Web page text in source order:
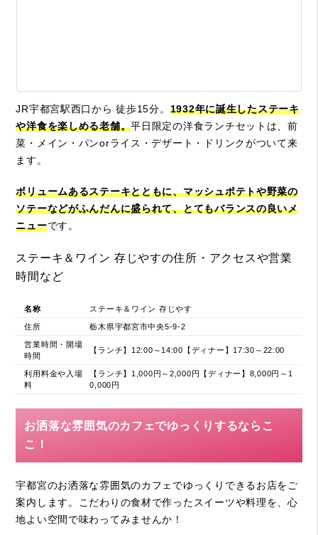
JR宇都宮駅西口から 徒歩15分。 1932年に誕生したステーキ
や洋食を楽しめる老舗。平日限定の洋食ランチセットは、前
菜・メイン・パンorライス・デザート・ドリンクがついて来
ます。
ボリュームあるステーキとともに、マッシュポテトや野菜の
ソテーなどがふんだんに盛られて、とてもバランスの良いメ
ニューです。
ステーキ＆ワイン 存じやすの住所・アクセスや営業
時間など
名称 ステーキ＆ワイン 存じやす
住所 栃木県宇都宮市中央5-9-2
営業時間・開場
時間
【ランチ】12:00～14:00【ディナー】17:30～22:00
利用料金や入場
料
【ランチ】1,000円～2,000円【ディナー】8,000円～1
0,000円
お洒落な雰囲気のカフェでゆっくりするならこ
こ！
宇都宮のお洒落な雰囲気のカフェでゆっくりできるお店をご
案内します。こだわりの食材で作ったスイーツや料理を、心
地よい空間で味わってみませんか！